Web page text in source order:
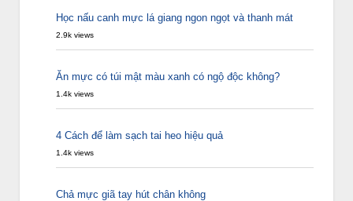
Học nấu canh mực lá giang ngon ngọt và thanh mát
2.9k views
Ăn mực có túi mật màu xanh có ngộ độc không?
1.4k views
4 Cách để làm sạch tai heo hiệu quả
1.4k views
Chả mực giã tay hút chân không